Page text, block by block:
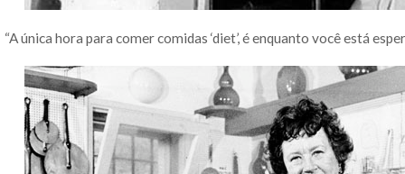
“A única hora para comer comidas ‘diet’, é enquanto você está